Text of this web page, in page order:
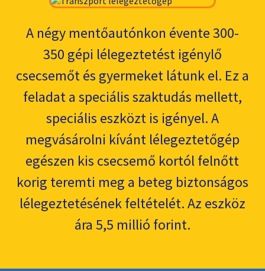
A négy mentőautónkon évente 300-
350 gépi lélegeztetést igénylő
csecsemőt és gyermeket látunk el. Ez a
feladat a speciális szaktudás mellett,
speciális eszközt is igényel. A
megvásárolni kívánt lélegeztetőgép
egészen kis csecsemő kortól felnőtt
korig teremti meg a beteg biztonságos
lélegeztetésének feltételét. Az eszköz
ára 5,5 millió forint.